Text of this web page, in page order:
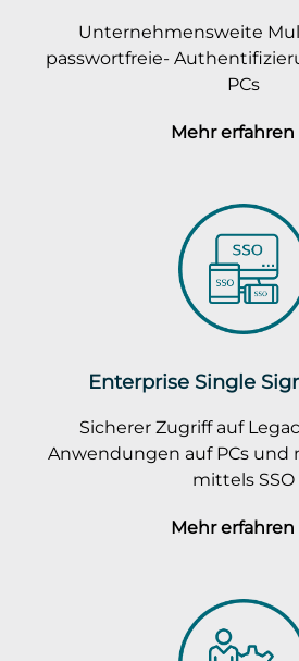
Unternehmensweite
passwortfreie-
PCs
Mehr
Enterprise Single
Sicherer Zugriff auf
Anwendungen auf PCs und
mittels SSO
Mehr